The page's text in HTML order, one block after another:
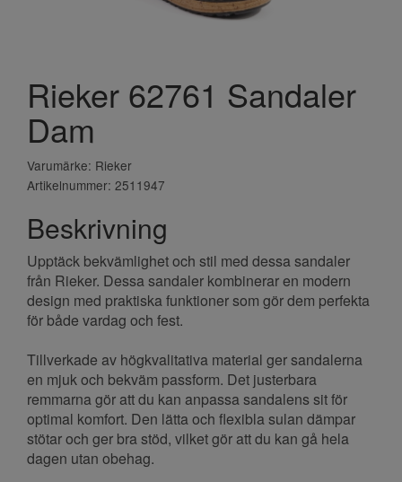
Rieker 62761 Sandaler
Dam
Varumärke: Rieker
Artikelnummer: 2511947
Beskrivning
Upptäck bekvämlighet och stil med dessa sandaler
från Rieker. Dessa sandaler kombinerar en modern
design med praktiska funktioner som gör dem perfekta
för både vardag och fest.
Tillverkade av högkvalitativa material ger sandalerna
en mjuk och bekväm passform. Det justerbara
remmarna gör att du kan anpassa sandalens sit för
optimal komfort. Den lätta och flexibla sulan dämpar
stötar och ger bra stöd, vilket gör att du kan gå hela
dagen utan obehag.